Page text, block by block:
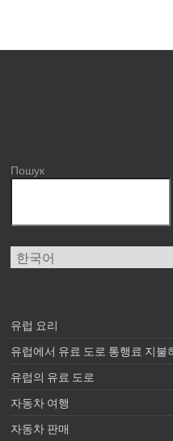
Пошук
Choose
a
유럽 ​​요리
유럽에서 유료 도로 통행료 지불
유럽의 유료 도로
자동차 여행
자동차 판매